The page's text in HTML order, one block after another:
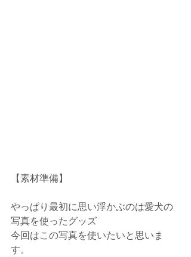
【素材準備】
やっぱり最初に思い浮かぶのは愛犬の
写真を使ったグッズ
今回はこの写真を使いたいと思いま
す。